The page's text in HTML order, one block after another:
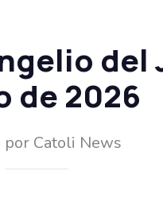
del
de 2026
por Catoli News